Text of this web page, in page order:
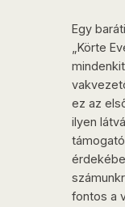
Egy
„Körte
ez az
ilyen
fontos a